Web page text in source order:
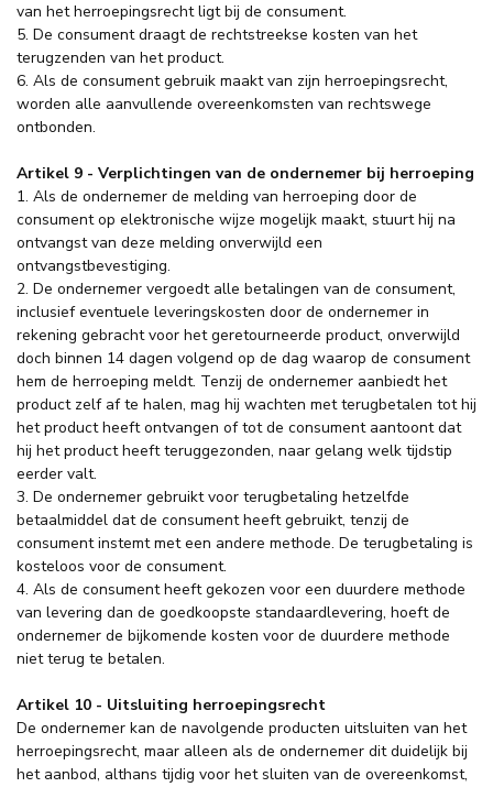
van het herroepingsrecht ligt bij de consument.
5. De consument draagt de rechtstreekse kosten van het
terugzenden van het product.
6. Als de consument gebruik maakt van zijn herroepingsrecht,
worden alle aanvullende overeenkomsten van rechtswege
ontbonden.
Artikel 9 - Verplichtingen van de ondernemer bij herroeping
1. Als de ondernemer de melding van herroeping door de
consument op elektronische wijze mogelijk maakt, stuurt hij na
ontvangst van deze melding onverwijld een
ontvangstbevestiging.
2. De ondernemer vergoedt alle betalingen van de consument,
inclusief eventuele leveringskosten door de ondernemer in
rekening gebracht voor het geretourneerde product, onverwijld
doch binnen 14 dagen volgend op de dag waarop de consument
hem de herroeping meldt. Tenzij de ondernemer aanbiedt het
product zelf af te halen, mag hij wachten met terugbetalen tot hij
het product heeft ontvangen of tot de consument aantoont dat
hij het product heeft teruggezonden, naar gelang welk tijdstip
eerder valt.
3. De ondernemer gebruikt voor terugbetaling hetzelfde
betaalmiddel dat de consument heeft gebruikt, tenzij de
consument instemt met een andere methode. De terugbetaling is
kosteloos voor de consument.
4. Als de consument heeft gekozen voor een duurdere methode
van levering dan de goedkoopste standaardlevering, hoeft de
ondernemer de bijkomende kosten voor de duurdere methode
niet terug te betalen.
Artikel 10 - Uitsluiting herroepingsrecht
De ondernemer kan de navolgende producten uitsluiten van het
herroepingsrecht, maar alleen als de ondernemer dit duidelijk bij
het aanbod, althans tijdig voor het sluiten van de overeenkomst,